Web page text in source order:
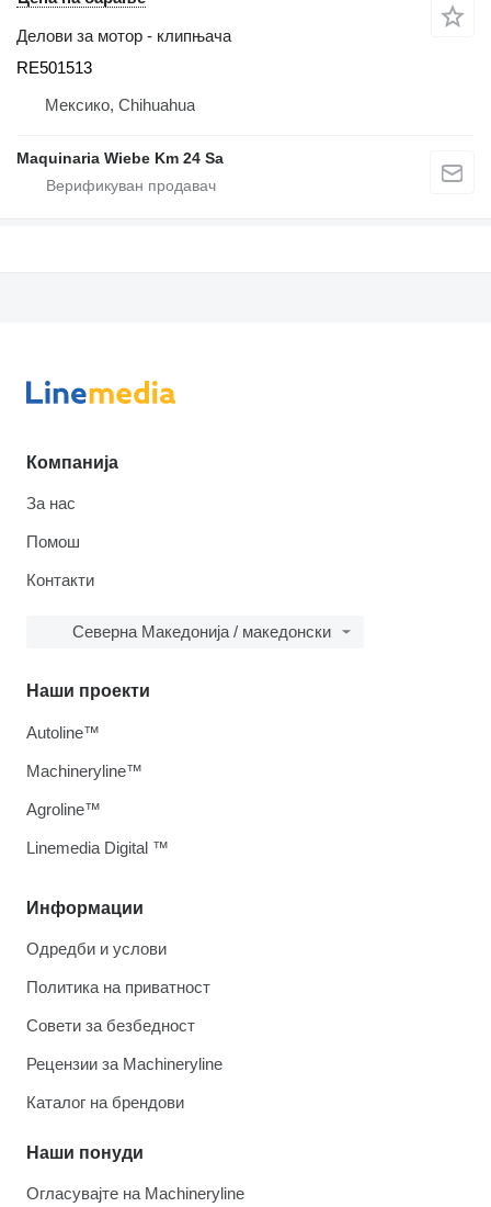
Делови за мотор - клипњача
RE501513
Мексико, Chihuahua
Maquinaria Wiebe Km 24 Sa
Компанија
За нас
Помош
Контакти
Северна Македонија / македонски
Информации
Одредби и услови
Политика на приватност
Совети за безбедност
Рецензии за Machineryline
Каталог на брендови
Наши понуди
Огласувајте на Machineryline
Наши проекти
Autoline™
Machineryline™
Agroline™
Linemedia Digital ™